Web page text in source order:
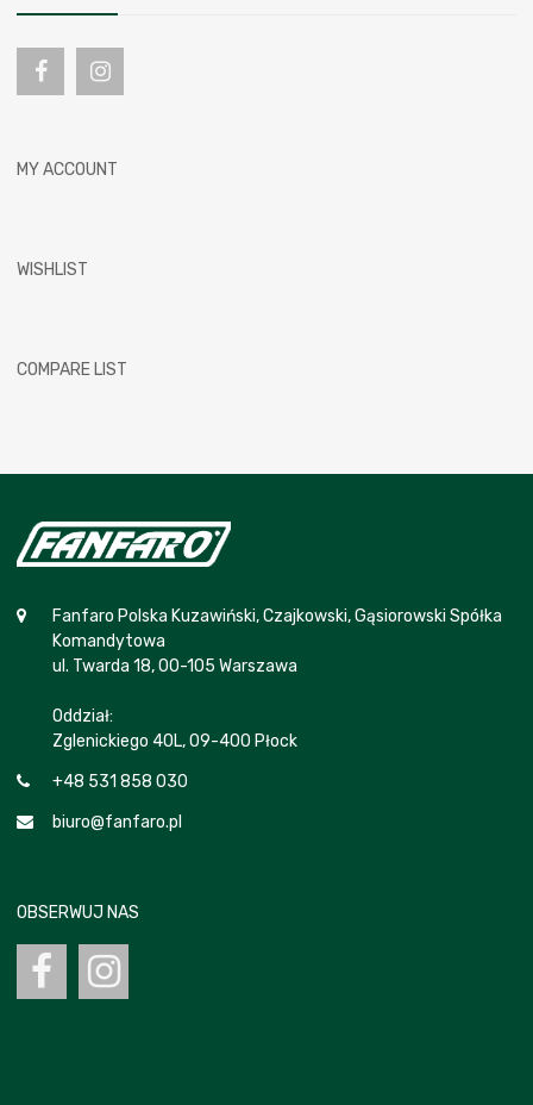
MY ACCOUNT
WISHLIST
COMPARE LIST
Fanfaro Polska Kuzawiński, Czajkowski, Gąsiorowski Spółka
Komandytowa
ul. Twarda 18, 00-105 Warszawa
Oddział:
Zglenickiego 40L, 09-400 Płock
+48 531 858 030
biuro@fanfaro.pl
OBSERWUJ NAS